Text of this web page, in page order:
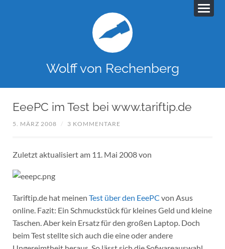
Wolff von Rechenberg
EeePC im Test bei www.tariftip.de
5. MÄRZ 2008 / 3 KOMMENTARE
Zuletzt aktualisiert am 11. Mai 2008 von
Tariftip.de hat meinen Test über den EeePC von Asus
online. Fazit: Ein Schmuckstück für kleines Geld und kleine
Taschen. Aber kein Ersatz für den großen Laptop. Doch
beim Test stellte sich auch die eine oder andere